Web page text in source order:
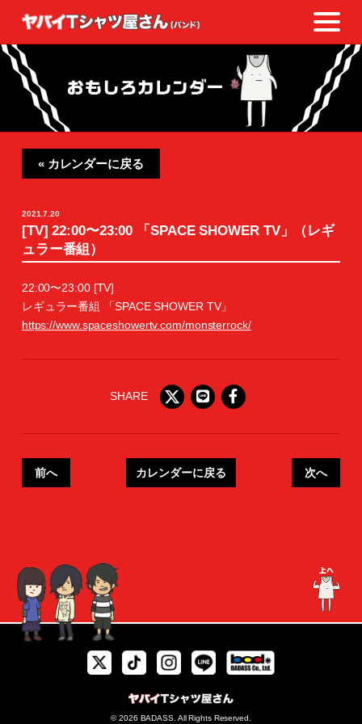
« カレンダーに戻る
2021.7.20
[TV] 22:00〜23:00 「SPACE SHOWER TV」（レギ
ュラー番組）
22:00〜23:00 [TV]
レギュラー番組 「SPACE SHOWER TV」
https://www.spaceshowertv.com/monsterrock/
SHARE
前へ カレンダーに戻る 次へ
© 2026 BADASS. All Rights Reserved.